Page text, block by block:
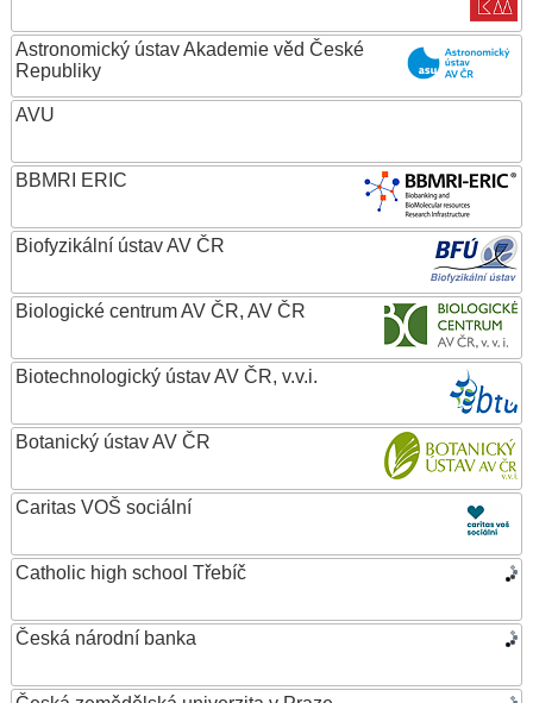
Astronomický ústav Akademie věd České
Republiky
AVU
BBMRI ERIC
Biofyzikální ústav AV ČR
Biologické centrum AV ČR, AV ČR
Biotechnologický ústav AV ČR, v.v.i.
Botanický ústav AV ČR
Caritas VOŠ sociální
Catholic high school Třebíč
Česká národní banka